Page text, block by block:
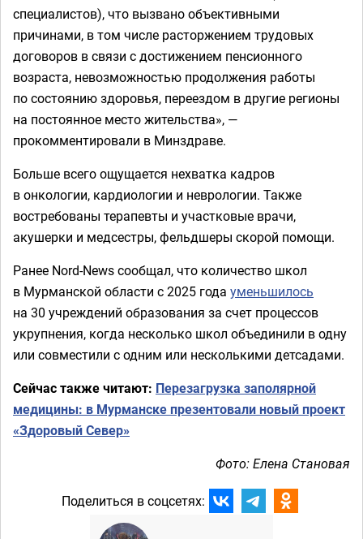
специалистов), что вызвано объективными
причинами, в том числе расторжением трудовых
договоров в связи с достижением пенсионного
возраста, невозможностью продолжения работы
по состоянию здоровья, переездом в другие регионы
на постоянное место жительства», —
прокомментировали в Минздраве.
Больше всего ощущается нехватка кадров
в онкологии, кардиологии и неврологии. Также
востребованы терапевты и участковые врачи,
акушерки и медсестры, фельдшеры скорой помощи.
Ранее Nord-News сообщал, что количество школ
в Мурманской области с 2025 года уменьшилось
на 30 учреждений образования за счет процессов
укрупнения, когда несколько школ объединили в одну
или совместили с одним или несколькими детсадами.
Сейчас также читают: Перезагрузка заполярной
медицины: в Мурманске презентовали новый проект
«Здоровый Север»
Фото: Елена Становая
Поделиться в соцсетях: